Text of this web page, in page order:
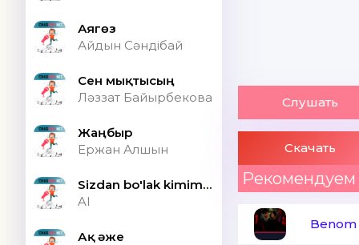
Аягөз
Айдын Сәндібай
Сен мықтысың
Ләззат Байырбекова
Жаңбыр
Ержан Алшын
Sizdan bo'lak kimim bor ONA (Speed up)
AI
Ақ әже
Слушать
Скачать
Рекомендуем